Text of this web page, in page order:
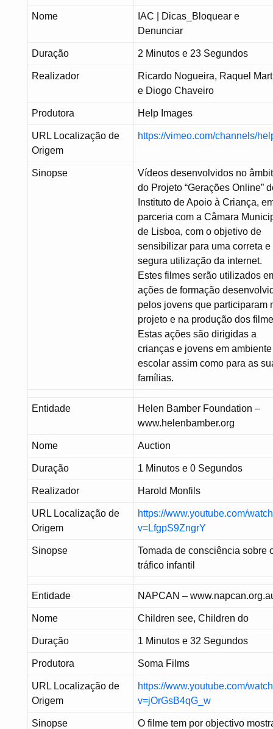
Nome
IAC | Dicas_Bloquear e
Denunciar
Duração 2 Minutos e 23 Segundos
Realizador
Ricardo Nogueira, Raquel
e Diogo Chaveiro
Produtora Help Images
URL Localização de
Origem
https://vimeo.com/channels/
Sinopse
Vídeos desenvolvidos no
do Projeto “Gerações Online”
Instituto de Apoio à Criança,
parceria com a Câmara
de Lisboa, com o objetivo de
sensibilizar para uma correta e
segura utilização da internet.
Estes filmes serão utilizados
ações de formação
pelos jovens que participaram
projeto e na produção dos
Estas ações são dirigidas a
crianças e jovens em ambiente
escolar assim como para as
famílias.
Entidade
Helen Bamber Foundation –
www.helenbamber.org
Nome Auction
Duração 1 Minutos e 0 Segundos
Realizador Harold Monfils
URL Localização de
Origem
https://www.youtube.com/
v=LfgpS9ZngrY
Sinopse
Tomada de consciência sobre
tráfico infantil
Entidade NAPCAN –
Nome Children see, Children do
Duração 1 Minutos e 32 Segundos
Produtora Soma Films
URL Localização de
Origem
https://www.youtube.com/
v=jOrGsB4qG_w
Sinopse
O filme tem por objectivo